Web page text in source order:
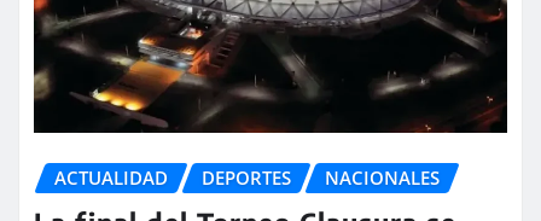
ACTUALIDAD DEPORTES NACIONALES